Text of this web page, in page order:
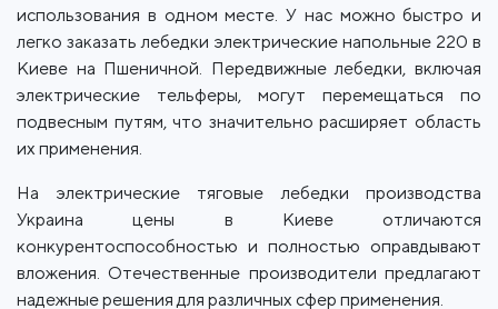
использования в одном месте. У нас можно быстро и
легко заказать лебедки электрические напольные 220 в
Киеве на Пшеничной. Передвижные лебедки, включая
электрические тельферы, могут перемещаться по
подвесным путям, что значительно расширяет область
их применения.
На электрические тяговые лебедки производства
Украина цены в Киеве отличаются
конкурентоспособностью и полностью оправдывают
вложения. Отечественные производители предлагают
надежные решения для различных сфер применения.